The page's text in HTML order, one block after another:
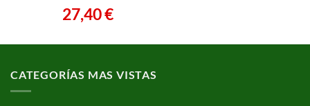
27,40€
CATEGORÍAS MAS VISTAS